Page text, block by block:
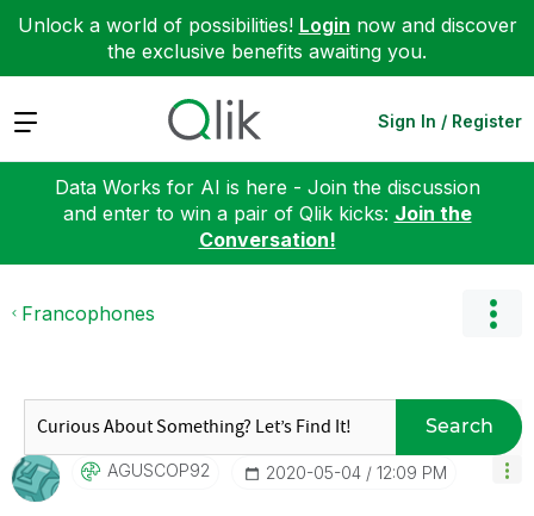
Unlock a world of possibilities! Login now and discover
the exclusive benefits awaiting you.
Expand Sign In / Register
Data Works for AI is here - Join the discussion
and enter to win a pair of Qlik kicks: Join the
Conversation!
Francophones
Search
AGUSCOP92 ‎2020-05-04 12:09 PM